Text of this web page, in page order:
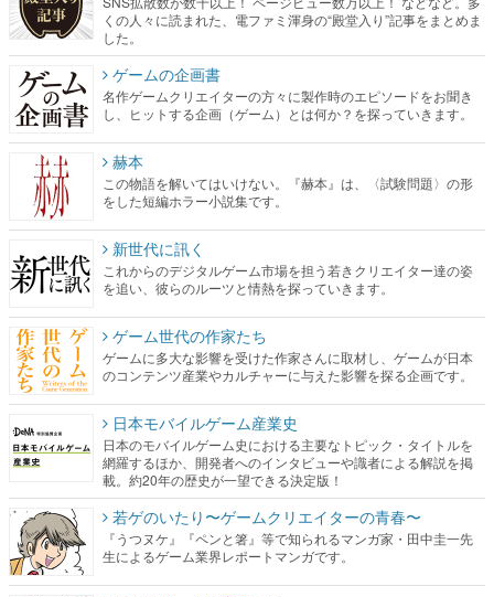
名作ゲームクリエイターの方々に製作時のエピソードをお聞き
し、ヒットする企画（ゲーム）とは何か？を探っていきます。
赫本
この物語を解いてはいけない。『赫本』は、〈試験問題〉の形
をした短編ホラー小説集です。
新世代に訊く
これからのデジタルゲーム市場を担う若きクリエイター達の姿
を追い、彼らのルーツと情熱を探っていきます。
ゲーム世代の作家たち
ゲームに多大な影響を受けた作家さんに取材し、ゲームが日本
のコンテンツ産業やカルチャーに与えた影響を探る企画です。
日本モバイルゲーム産業史
日本のモバイルゲーム史における主要なトピック・タイトルを
網羅するほか、開発者へのインタビューや識者による解説を掲
若ゲのいたり〜ゲームクリエイターの青春〜
『うつヌケ』『ペンと箸』等で知られるマンガ家・田中圭一先
生によるゲーム業界レポートマンガです。
なんでゲームは面白い？
ゲーム開発者・hamatsu氏がゲームの魅力を画面や操作の具体的
な形から解き明かしていく、硬派で骨太な評論連載です。